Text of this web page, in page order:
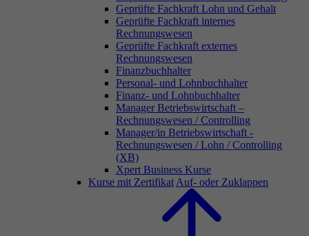
Geprüfte Fachkraft Lohn und Gehalt
Geprüfte Fachkraft internes
Rechnungswesen
Geprüfte Fachkraft externes
Rechnungswesen
Finanzbuchhalter
Personal- und Lohnbuchhalter
Finanz- und Lohnbuchhalter
Manager Betriebswirtschaft –
Rechnungswesen / Controlling
Manager/in Betriebswirtschaft -
Rechnungswesen / Lohn / Controlling
(XB)
Xpert Business Kurse
Kurse mit Zertifikat Auf- oder Zuklappen